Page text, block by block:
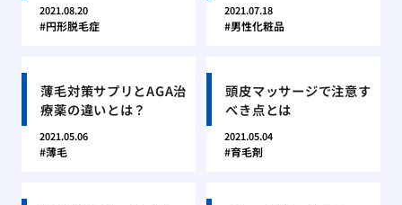
2021.08.20
円形脱毛症
2021.07.18
男性化粧品
薄毛対策サプリとAGA治
療薬の違いとは？
2021.05.06
薄毛
頭皮マッサージで注意す
べき点とは
2021.05.04
育毛剤